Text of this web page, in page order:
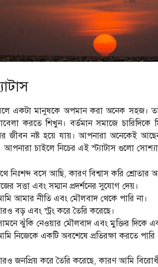
একটা মানুষকে অপমান করা অনেক সহজ।
করতে শিখুন। বর্তমান সমাজে
জীবন নষ্ট হয়ে যায়। আপনারা অনেকেই
আপনারা চাইলে নিচের এই স্ট্যাটাস গুলো
নিঃশব্দ বসে আছি, কারণ বিশ্বাস করি শ্রোতার
সত্তা এবং সম্মান প্রদর্শনের সুযোগ দেয়।
আমার নীতি এবং মৌলবাদ থেকে পারি না।
বড় এবং স্ট্রং করে তৈরি করেছে।
ঝুঁকি নেওয়ার মৌলবাদ এবং মুক্তির দিকে
নিজেকে একটি অবশেষে প্রতিরক্ষা করতে
করে তৈরি করেছে, কারণ আমি